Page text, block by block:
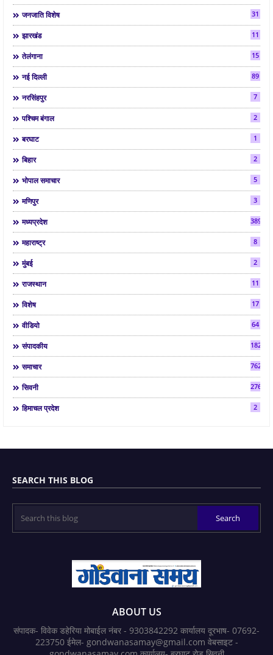
जनजाति विशेष 31
झारखंड 11
तेलंगाना 15
नई दिल्ली 89
नरसिंहपुर 7
पश्चिम बंगाल 2
बरघाट 1
बिहार 2
भोपाल समाचार 5
मणिपुर 3
मध्यप्रदेश 3892
महाराष्ट्र 8
मुंबई 2
राजस्थान 11
विशेष 17
वीडियो 64
संपादकीय 182
समाचार 7624
सिवनी 2763
हिमाचल प्रदेश 2
SEARCH THIS BLOG
ABOUT US
संपादक- विवेक डहेरिया मोबाईल नंबर - 9303842292 कार्यालय दूरभाष- 07692-
223750 ईमेल- gondwanasamay@gmail.com वेबसाइट -